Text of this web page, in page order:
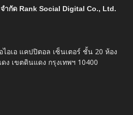
ำกัด Rank Social Digital Co., Ltd.
ไอเอ แคปปิตอล เซ็นเตอร์ ชั้น 20 ห้อง
ง เขตดินแดง กรุงเทพฯ 10400